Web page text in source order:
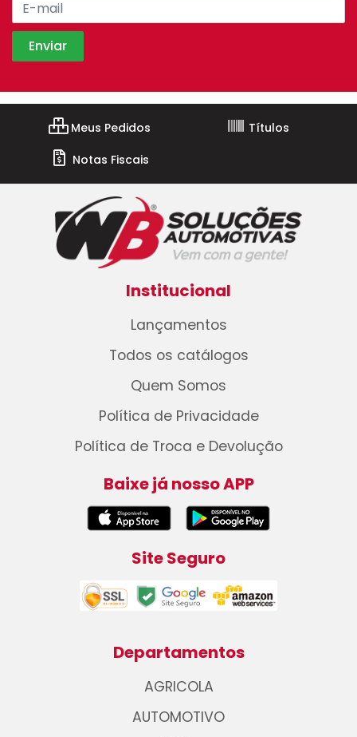
Meus Pedidos
Títulos
Notas Fiscais
Institucional
Lançamentos
Todos os catálogos
Quem Somos
Política de Privacidade
Política de Troca e Devolução
Baixe já nosso APP
Site Seguro
Departamentos
AGRICOLA
AUTOMOTIVO